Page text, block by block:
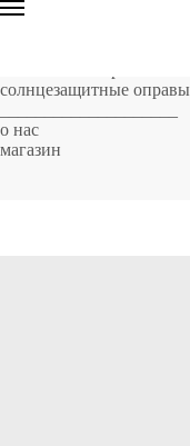
солнцезащитные оправы
о нас
магазин